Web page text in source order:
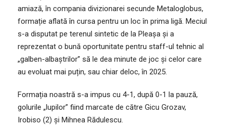
amiază, în compania divizionarei secunde Metaloglobus,
formație aflată în cursa pentru un loc în prima ligă. Meciul
s-a disputat pe terenul sintetic de la Pleașa și a
reprezentat o bună oportunitate pentru staff-ul tehnic al
„galben-albaștrilor” să le dea minute de joc și celor care
au evoluat mai puțin, sau chiar deloc, în 2025.
Formația noastră s-a impus cu 4-1, după 0-1 la pauză,
golurile „lupilor” fiind marcate de către Gicu Grozav,
Irobiso (2) și Mihnea Rădulescu.